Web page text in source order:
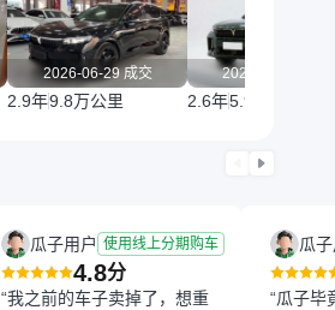
2026-06-29 成交
2.9年9.8万公里
2026-06-21 成交
2.6年5.91万公里
瓜子用户 使用线上分期购车
4.8分
“我之前的车子卖掉了，想重
瓜子
“瓜子毕